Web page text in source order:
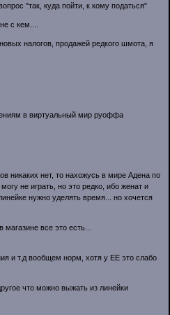
"так, куда пойти, к кому податься"
с кем....
налогов, продажей редкого шмота, я
в виртуальный мир руоффа
никаких нет, то нахожусь в мире Адена по
не играть, но это редко, ибо женат и
нужно уделять время... но хочется
все это есть...
и т.д вообщем норм, хотя у ЕЕ это слабо
что можно выжать из линейки